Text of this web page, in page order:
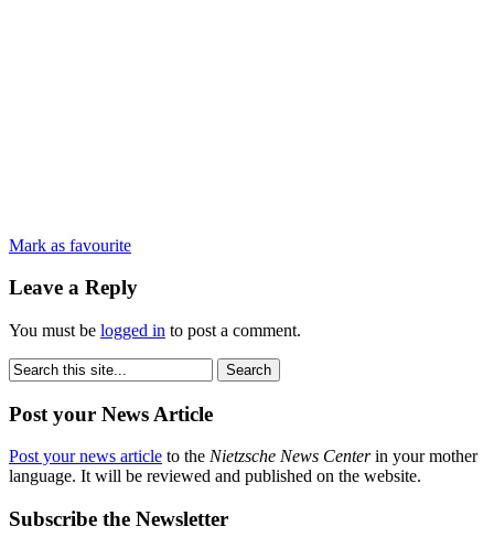
Mark as favourite
Leave a Reply
You must be logged in to post a comment.
Post your News Article
Post your news article to the Nietzsche News Centerin your mother
language. It will be reviewed and published on the website.
Subscribe the Newsletter